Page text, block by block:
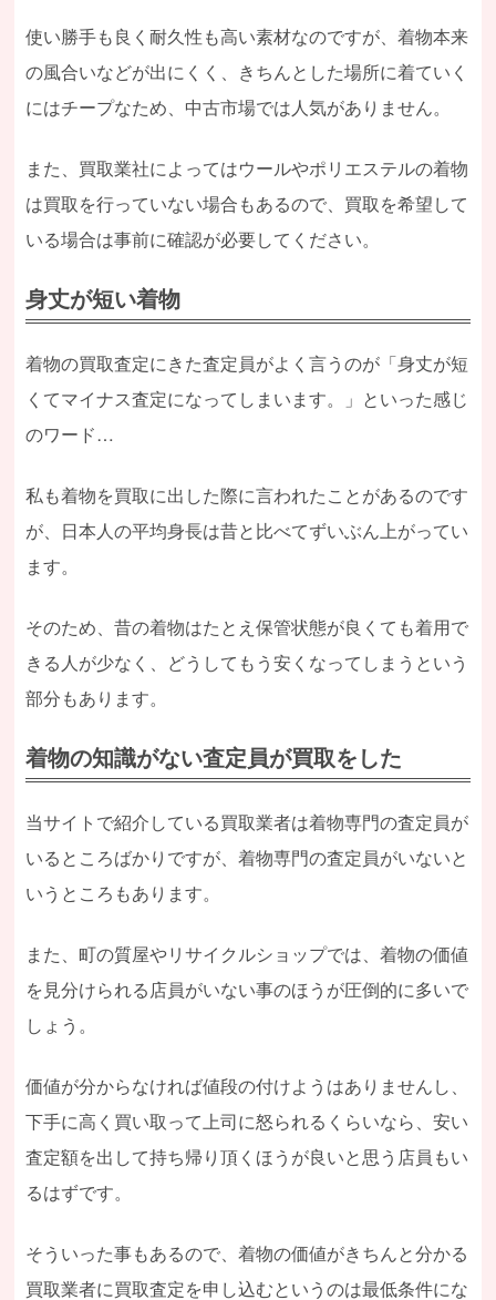
使い勝手も良く耐久性も高い素材なのですが、着物本来
の風合いなどが出にくく、きちんとした場所に着ていく
にはチープなため、中古市場では人気がありません。
また、買取業社によってはウールやポリエステルの着物
は買取を行っていない場合もあるので、買取を希望して
いる場合は事前に確認が必要してください。
身丈が短い着物
着物の買取査定にきた査定員がよく言うのが「身丈が短
くてマイナス査定になってしまいます。」といった感じ
のワード…
私も着物を買取に出した際に言われたことがあるのです
が、日本人の平均身長は昔と比べてずいぶん上がってい
ます。
そのため、昔の着物はたとえ保管状態が良くても着用で
きる人が少なく、どうしてもう安くなってしまうという
部分もあります。
着物の知識がない査定員が買取をした
当サイトで紹介している買取業者は着物専門の査定員が
いるところばかりですが、着物専門の査定員がいないと
いうところもあります。
また、町の質屋やリサイクルショップでは、着物の価値
を見分けられる店員がいない事のほうが圧倒的に多いで
しょう。
価値が分からなければ値段の付けようはありませんし、
下手に高く買い取って上司に怒られるくらいなら、安い
査定額を出して持ち帰り頂くほうが良いと思う店員もい
るはずです。
そういった事もあるので、着物の価値がきちんと分かる
買取業者に買取査定を申し込むというのは最低条件にな